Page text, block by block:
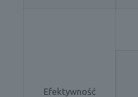
Efektywność